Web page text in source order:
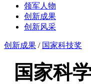
领军人物
创新成果
创新风采
创新成果 / 国家科技奖
国家科